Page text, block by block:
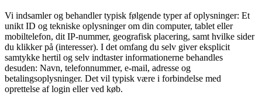
Vi indsamler og behandler typisk følgende typer af oplysninger: Et
unikt ID og tekniske oplysninger om din computer, tablet eller
mobiltelefon, dit IP-nummer, geografisk placering, samt hvilke sider
du klikker på (interesser). I det omfang du selv giver eksplicit
samtykke hertil og selv indtaster informationerne behandles
desuden: Navn, telefonnummer, e-mail, adresse og
betalingsoplysninger. Det vil typisk være i forbindelse med
oprettelse af login eller ved køb.